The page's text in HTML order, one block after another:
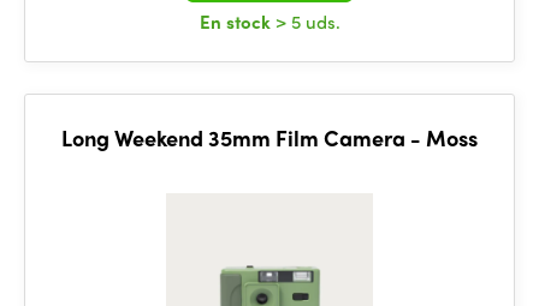
En stock > 5 uds.
Long Weekend 35mm Film Camera - Moss